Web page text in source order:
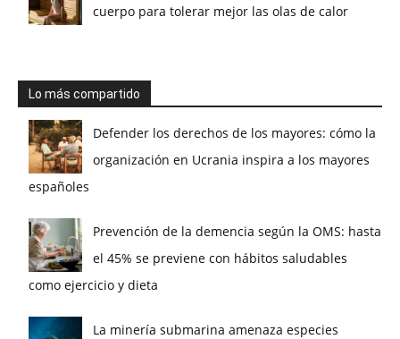
cuerpo para tolerar mejor las olas de calor
Lo más compartido
Defender los derechos de los mayores: cómo la
organización en Ucrania inspira a los mayores
españoles
Prevención de la demencia según la OMS: hasta
el 45% se previene con hábitos saludables
como ejercicio y dieta
La minería submarina amenaza especies